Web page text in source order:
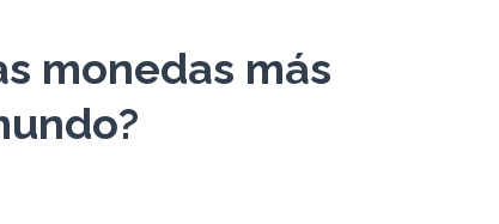
monedas más